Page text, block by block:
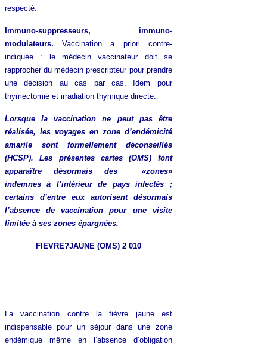
respecté.
Immuno-suppresseurs, immuno-
modulateurs.Vaccination a priori contre-
indiquée : le médecin vaccinateur doit se
rapprocher du médecin prescripteur pour prendre
une décision au cas par cas. Idem pour
thymectomie et irradiation thymique directe.
Lorsque la vaccination ne peut pas être
réalisée, les voyages en zone d’endémicité
amarile sont formellement déconseillés
(HCSP). Les présentes cartes (OMS) font
apparaître désormais des «zones»
indemnes à l’intérieur de pays infectés ;
certains d’entre eux autorisent désormais
l’absence de vaccination pour une visite
limitée à ses zones épargnées.
FIEVRE?JAUNE (OMS) 2 010
La vaccination contre la fièvre jaune est
indispensable pour un séjour dans une zone
endémique même en l’absence d’obligation